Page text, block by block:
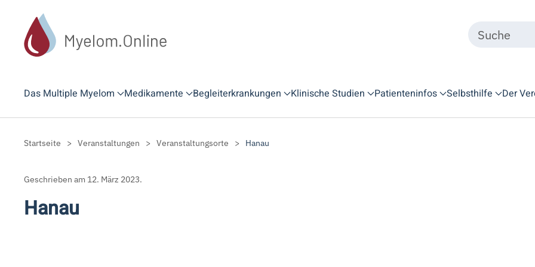
Zum Hauptinhalt springen
Das Multiple Myelom Medikamente Begleiterkrankungen Klinische Studien Patienteninfos Selbsthilfe Der
Startseite Veranstaltungen Veranstaltungsorte Hanau
Geschrieben am 12. März 2023.
Hanau